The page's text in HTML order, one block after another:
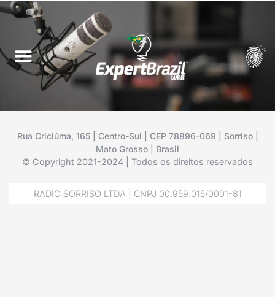
Rua Criciúma, 165 | Centro-Sul | CEP 78896-069 | Sorriso |
Mato Grosso | Brasil
© Copyright 2021-2024 | Todos os direitos reservados
RADIO SORRISO LTDA | CNPJ 00.959.015/0001-81